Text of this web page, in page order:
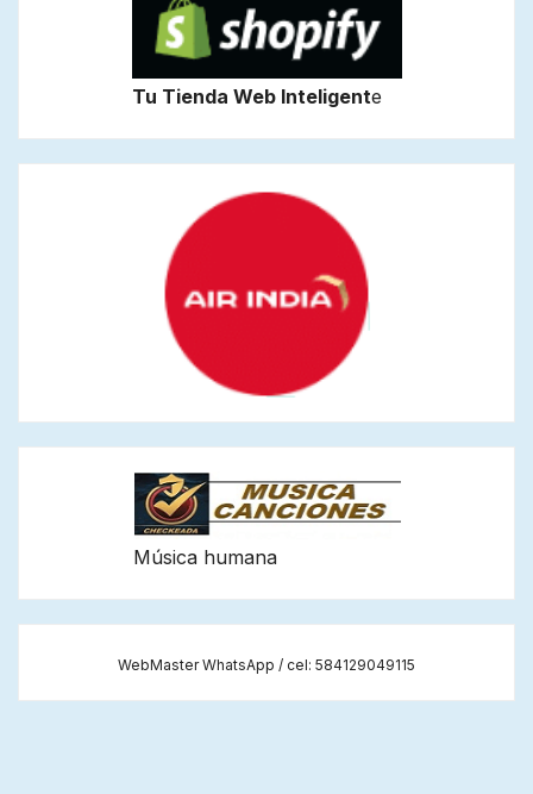
Tu Tienda Web Inteligente
Música humana
WebMaster WhatsApp / cel: 584129049115